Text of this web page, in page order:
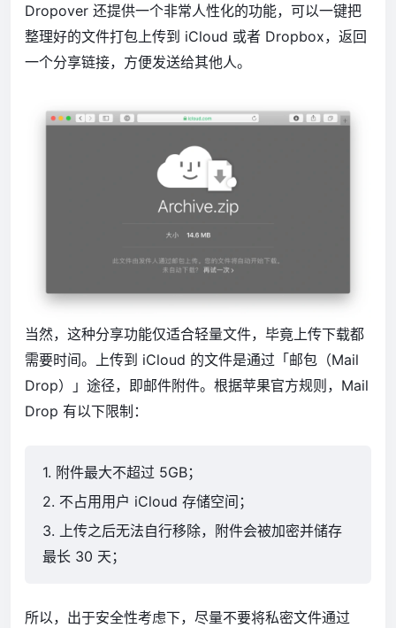
Dropover 还提供一个非常人性化的功能，可以一键把
整理好的文件打包上传到 iCloud 或者 Dropbox，返回
一个分享链接，方便发送给其他人。
当然，这种分享功能仅适合轻量文件，毕竟上传下载都
需要时间。上传到 iCloud 的文件是通过「邮包（Mail
Drop）」途径，即邮件附件。根据苹果官方规则，Mail
Drop 有以下限制：
1. 附件最大不超过 5GB；
2. 不占用用户 iCloud 存储空间；
3. 上传之后无法自行移除，附件会被加密并储存
最长 30 天；
所以，出于安全性考虑下，尽量不要将私密文件通过